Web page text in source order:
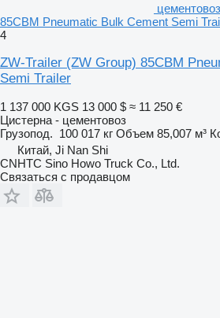
85CBM Pneumatic Bulk Cement Semi
4
ZW-Trailer (ZW Group) 85CBM
Semi Trailer
1 137 000 KGS 13 000 $ ≈ 11 250 €
Цистерна - цементовоз
Грузопод. 100 017 кг Объем 85,007 м³
Китай, Ji Nan Shi
CNHTC Sino Howo Truck Co., Ltd.
Связаться с продавцом